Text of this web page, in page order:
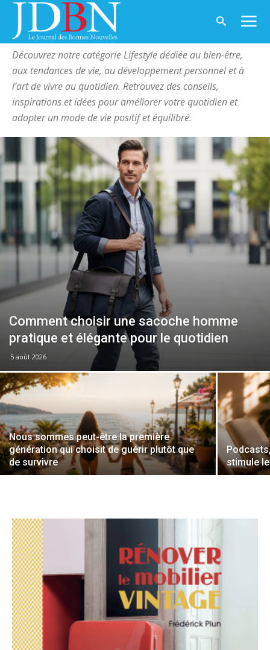
Lifestyle Page 30
LIFESTYLE
Découvrez notre catégorie Lifestyle dédiée au bien-être,
aux tendances de vie, au développement personnel et à
l’art de vivre au quotidien. Retrouvez des conseils,
inspirations et idées pour améliorer votre quotidien et
adopter un mode de vie positif et équilibré.
Comment choisir une sacoche homme
pratique et élégante pour le quotidien
5 août 2026
Nous sommes peut-être la première
génération qui choisit de guérir plutôt que
de survivre
stimule